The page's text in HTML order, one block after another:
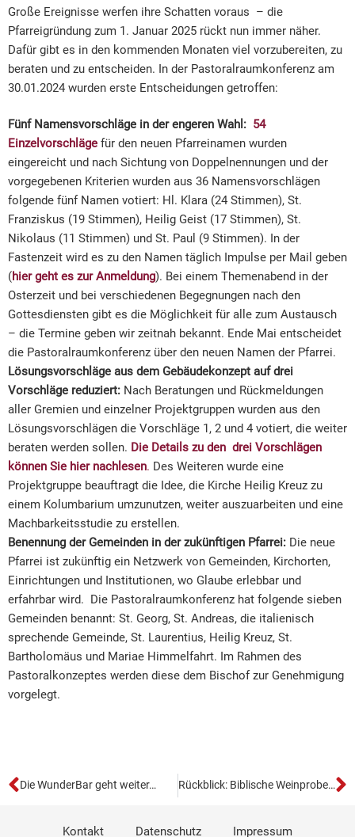
Große Ereignisse werfen ihre Schatten voraus – die
Pfarreigründung zum 1. Januar 2025 rückt nun immer näher.
Dafür gibt es in den kommenden Monaten viel vorzubereiten, zu
beraten und zu entscheiden. In der Pastoralraumkonferenz am
30.01.2024 wurden erste Entscheidungen getroffen:
Fünf Namensvorschläge in der engeren Wahl: 54
Einzelvorschläge für den neuen Pfarreinamen wurden
eingereicht und nach Sichtung von Doppelnennungen und der
vorgegebenen Kriterien wurden aus 36 Namensvorschlägen
folgende fünf Namen votiert: Hl. Klara (24 Stimmen), St.
Franziskus (19 Stimmen), Heilig Geist (17 Stimmen), St.
Nikolaus (11 Stimmen) und St. Paul (9 Stimmen). In der
Fastenzeit wird es zu den Namen täglich Impulse per Mail geben
(hier geht es zur Anmeldung). Bei einem Themenabend in der
Osterzeit und bei verschiedenen Begegnungen nach den
Gottesdiensten gibt es die Möglichkeit für alle zum Austausch
– die Termine geben wir zeitnah bekannt. Ende Mai entscheidet
die Pastoralraumkonferenz über den neuen Namen der Pfarrei.
Lösungsvorschläge aus dem Gebäudekonzept auf drei
Vorschläge reduziert: Nach Beratungen und Rückmeldungen
aller Gremien und einzelner Projektgruppen wurden aus den
Lösungsvorschlägen die Vorschläge 1, 2 und 4 votiert, die weiter
beraten werden sollen. Die Details zu den drei Vorschlägen
können Sie hier nachlesen. Des Weiteren wurde eine
Projektgruppe beauftragt die Idee, die Kirche Heilig Kreuz zu
einem Kolumbarium umzunutzen, weiter auszuarbeiten und eine
Machbarkeitsstudie zu erstellen.
Benennung der Gemeinden in der zukünftigen Pfarrei: Die neue
Pfarrei ist zukünftig ein Netzwerk von Gemeinden, Kirchorten,
Einrichtungen und Institutionen, wo Glaube erlebbar und
erfahrbar wird. Die Pastoralraumkonferenz hat folgende sieben
Gemeinden benannt: St. Georg, St. Andreas, die italienisch
sprechende Gemeinde, St. Laurentius, Heilig Kreuz, St.
Bartholomäus und Mariae Himmelfahrt. Im Rahmen des
Pastoralkonzeptes werden diese dem Bischof zur Genehmigung
vorgelegt.
Die WunderBar geht weiter… Rückblick: Biblische Weinprobe in Zwingenberg
Kontakt Datenschutz Impressum